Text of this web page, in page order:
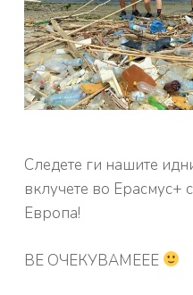
Следете ги нашите
вклучете во Ерасмус+
Европа!
ВЕ ОЧЕКУВАМЕЕЕ